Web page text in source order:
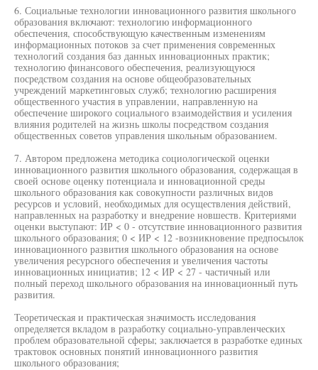
6. Социальные технологии инновационного развития школьного
образования включают: технологию информационного
обеспечения, способствующую качественным изменениям
информационных потоков за счет применения современных
технологий создания баз данных инновационных практик;
технологию финансового обеспечения, реализующуюся
посредством создания на основе общеобразовательных
учреждений маркетинговых служб; технологию расширения
общественного участия в управлении, направленную на
обеспечение широкого социального взаимодействия и усиления
влияния родителей на жизнь школы посредством создания
общественных советов управления школьным образованием.
7. Автором предложена методика социологической оценки
инновационного развития школьного образования, содержащая в
своей основе оценку потенциала и инновационной среды
школьного образования как совокупности различных видов
ресурсов и условий, необходимых для осуществления действий,
направленных на разработку и внедрение новшеств. Критериями
оценки выступают: ИР < 0 - отсутствие инновационного развития
школьного образования; 0 < ИР < 12 -возникновение предпосылок
инновационного развития школьного образования на основе
увеличения ресурсного обеспечения и увеличения частоты
инновационных инициатив; 12 < ИР < 27 - частичный или
полный переход школьного образования на инновационный путь
развития.
Теоретическая и практическая значимость исследования
определяется вкладом в разработку социально-управленческих
проблем образовательной сферы; заключается в разработке единых
трактовок основных понятий инновационного развития
школьного образования;